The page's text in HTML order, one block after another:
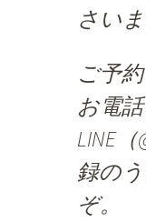
さいま
ご予
お電
LINE
録の
ぞ。